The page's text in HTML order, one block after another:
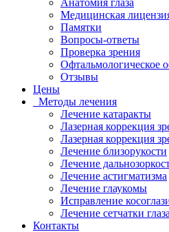
Анатомия глаза
Медицинская
Памятки
Вопросы-ответы
Проверка зрения
Офтальмологическое
Отзывы
Цены
Методы лечения
Лечение катаракты
Лазерная коррекция
Лазерная коррекция
Лечение близорукости
Лечение
Лечение астигматизма
Лечение глаукомы
Исправление
Лечение сетчатки глаза
Контакты